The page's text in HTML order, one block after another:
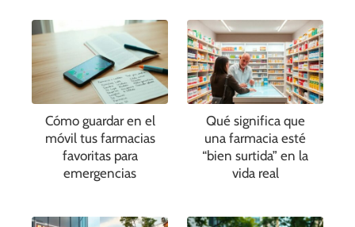
Cómo guardar en el
móvil tus farmacias
favoritas para
emergencias
Qué significa que
una farmacia esté
“bien surtida” en la
vida real